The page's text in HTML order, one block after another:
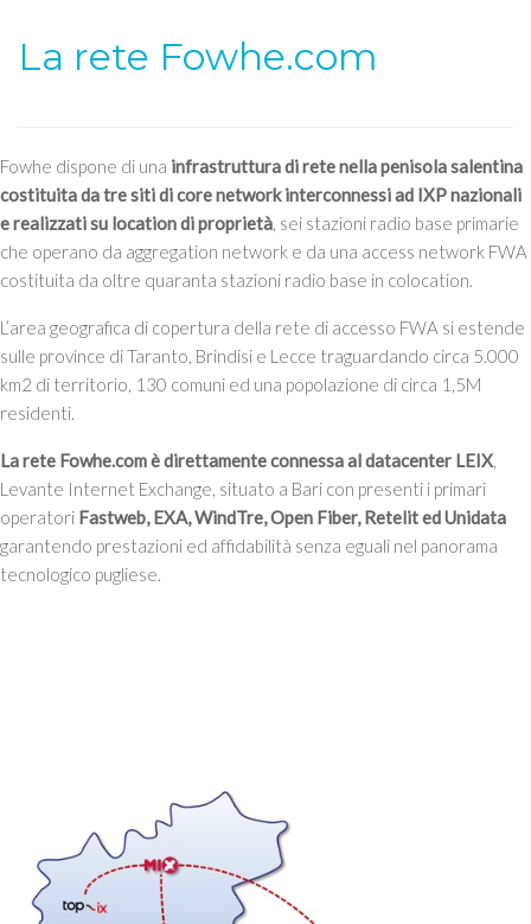
La rete Fowhe.com
Fowhe dispone di una infrastruttura di rete nella penisola salentina
costituita da tre siti di core network interconnessi ad IXP nazionali
e realizzati su location di proprietà, sei stazioni radio base primarie
che operano da aggregation network e da una access network FWA
costituita da oltre quaranta stazioni radio base in colocation.
L’area geografica di copertura della rete di accesso FWA si estende
sulle province di Taranto, Brindisi e Lecce traguardando circa 5.000
km2 di territorio, 130 comuni ed una popolazione di circa 1,5M
residenti.
La rete Fowhe.com è direttamente connessa al datacenter LEIX,
Levante Internet Exchange, situato a Bari con presenti i primari
operatori Fastweb, EXA, WindTre, Open Fiber, Retelit ed Unidata
garantendo prestazioni ed affidabilità senza eguali nel panorama
tecnologico pugliese.